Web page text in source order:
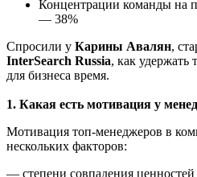
Концентрации команды на
— 38%
Спросили у Карины Авалян,
InterSearch Russia, как удержать
для бизнеса время.
1. Какая есть мотивация у
Мотивация топ-менеджеров в
нескольких факторов:
— степени совпадения